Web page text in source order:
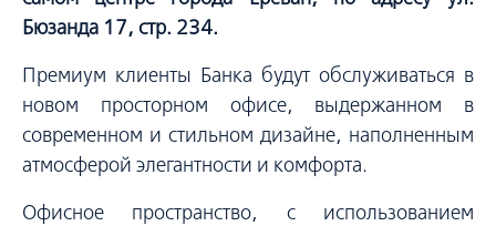
Бюзанда 17, стр. 234.
Премиум клиенты Банка будут обслуживаться в
новом просторном офисе, выдержанном в
современном и стильном дизайне, наполненным
атмосферой элегантности и комфорта.
Офисное пространство, с использованием